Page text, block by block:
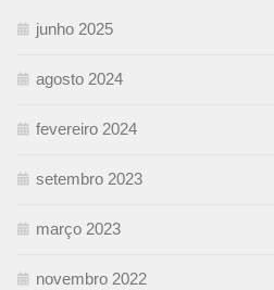
junho 2025
agosto 2024
fevereiro 2024
setembro 2023
março 2023
novembro 2022